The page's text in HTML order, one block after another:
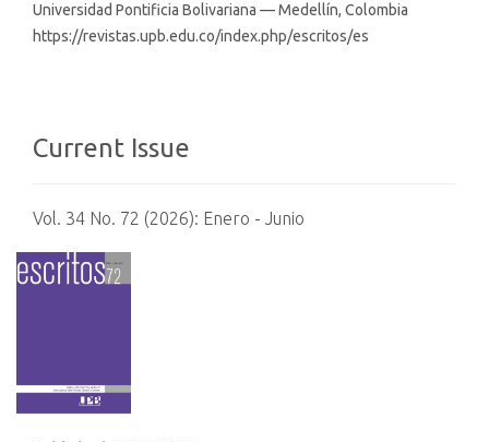
Universidad Pontificia Bolivariana — Medellín, Colombia
https://revistas.upb.edu.co/index.php/escritos/es
Current Issue
Vol. 34 No. 72 (2026): Enero - Junio